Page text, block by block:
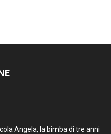
Angela, la bimba di tre anni